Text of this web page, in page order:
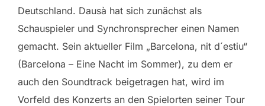
Deutschland. Dausà hat sich zunächst als
Schauspieler und Synchronsprecher einen Namen
gemacht. Sein aktueller Film „Barcelona, nit d´estiu“
(Barcelona – Eine Nacht im Sommer), zu dem er
auch den Soundtrack beigetragen hat, wird im
Vorfeld des Konzerts an den Spielorten seiner Tour